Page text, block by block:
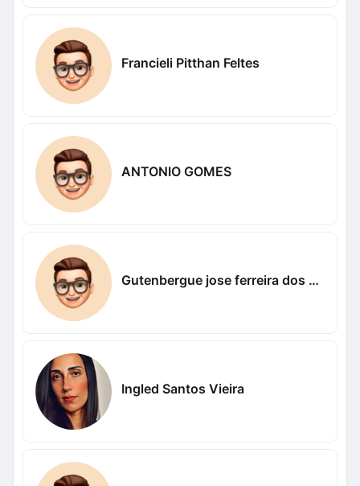
Francieli Pitthan Feltes
ANTONIO GOMES
Gutenbergue jose ferreira dos santos Nogueira Nogueira
Ingled Santos Vieira